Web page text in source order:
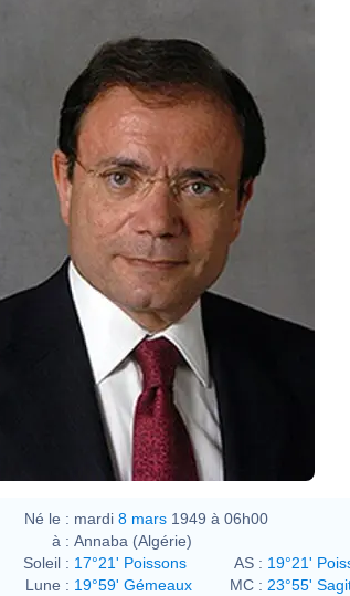
Né le : mardi 8 mars 1949 à 06h00
à : Annaba (Algérie)
Soleil : 17°21' Poissons AS : 19°21'
Lune : 19°59' Gémeaux MC : 23°55'